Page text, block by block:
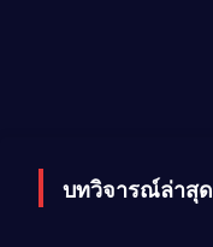
บทวิจารณ์ล่าสุด